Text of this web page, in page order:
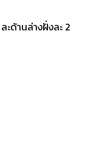
ด้านล่างฝั่งละ 2